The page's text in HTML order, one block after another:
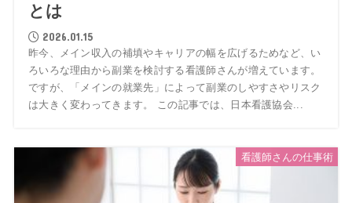
とは
2026.01.15
昨今、メイン収入の補填やキャリアの幅を広げるためなど、い
ろいろな理由から副業を検討する看護師さんが増えています。
ですが、「メインの就業先」によって副業のしやすさやリスク
は大きく変わってきます。 この記事では、日本看護協会...
看護師さんの仕事術